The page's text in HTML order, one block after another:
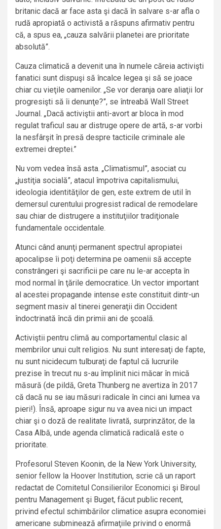
britanic dacă ar face asta şi dacă în salvare s-ar afla o
rudă apropiată o activistă a răspuns afirmativ pentru
că, a spus ea, „cauza salvării planetei are prioritate
absolută”.
Cauza climatică a devenit una în numele căreia activişti
fanatici sunt dispuşi să încalce legea şi să se joace
chiar cu vieţile oamenilor. „Se vor deranja oare aliaţii lor
progresişti să îi denunţe?”, se întreabă Wall Street
Journal. „Dacă activiştii anti-avort ar bloca în mod
regulat traficul sau ar distruge opere de artă, s-ar vorbi
la nesfârşit în presă despre tacticile criminale ale
extremei dreptei.”
Nu vom vedea însă asta. „Climatismul”, asociat cu
„justiţia socială”, atacul împotriva capitalismului,
ideologia identităţilor de gen, este extrem de util în
demersul curentului progresist radical de remodelare
sau chiar de distrugere a instituţiilor tradiţionale
fundamentale occidentale.
Atunci când anunţi permanent spectrul apropiatei
apocalipse îi poţi determina pe oamenii să accepte
constrângeri şi sacrificii pe care nu le-ar accepta în
mod normal în ţările democratice. Un vector important
al acestei propagande intense este constituit dintr-un
segment masiv al tinerei generaţii din Occident
îndoctrinată încă din primii ani de şcoală.
Activiştii pentru climă au comportamentul clasic al
membrilor unui cult religios. Nu sunt interesaţi de fapte,
nu sunt nicidecum tulburaţi de faptul că lucrurile
prezise în trecut nu s-au împlinit nici măcar în mică
măsură (de pildă, Greta Thunberg ne avertiza în 2017
că dacă nu se iau măsuri radicale în cinci ani lumea va
pieri!). Însă, aproape sigur nu va avea nici un impact
chiar şi o doză de realitate livrată, surprinzător, de la
Casa Albă, unde agenda climatică radicală este o
prioritate.
Profesorul Steven Koonin, de la New York University,
senior fellow la Hoover Institution, scrie că un raport
redactat de Comitetul Consilierilor Economici şi Biroul
pentru Management şi Buget, făcut public recent,
privind efectul schimbărilor climatice asupra economiei
americane subminează afirmaţiile privind o enormă